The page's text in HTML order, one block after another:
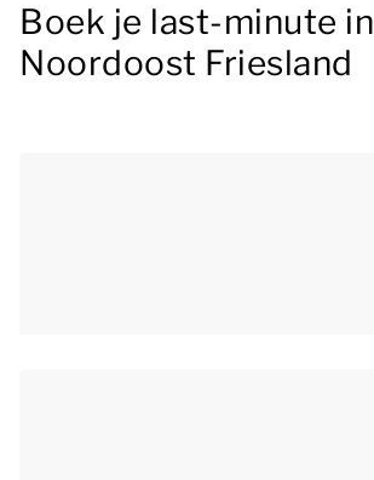
Boek je last-minute in
Noordoost Friesland